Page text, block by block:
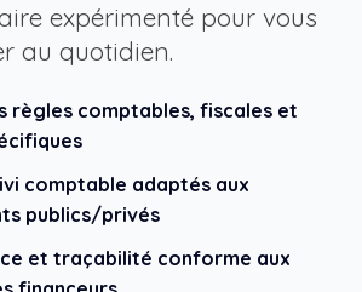
expérimenté pour vous
au quotidien.
règles comptables, fiscales et
comptable adaptés aux
publics/privés
et traçabilité conforme aux